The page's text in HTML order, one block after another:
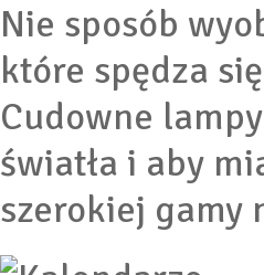
Nie sposób
które spędza
Cudowne
światła i aby
szerokiej gamy